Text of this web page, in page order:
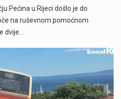
Pećina u Rijeci došlo je do
na ruševnom pomoćnom
dvije…